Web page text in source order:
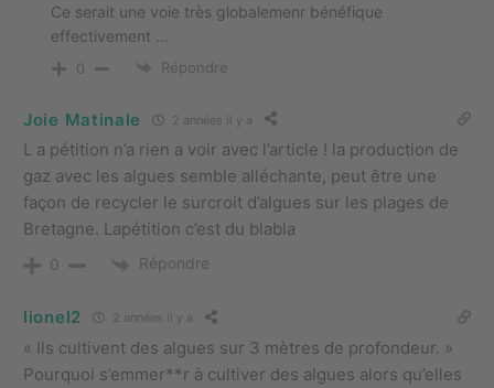
Ce serait une voie très globalemenr bénéfique
effectivement …
0 Répondre
Joie Matinale 2 années il y a
L a pétition n’a rien a voir avec l’article ! la production de
gaz avec les algues semble alléchante, peut être une
façon de recycler le surcroit d’algues sur les plages de
Bretagne. Lapétition c’est du blabla
0 Répondre
lionel2 2 années il y a
« Ils cultivent des algues sur 3 mètres de profondeur. »
Pourquoi s’emmer**r à cultiver des algues alors qu’elles